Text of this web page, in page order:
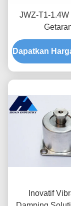
JWZ-T1-1.4W
Guncangan
yang Stabil
Dapatkan
Inovatif